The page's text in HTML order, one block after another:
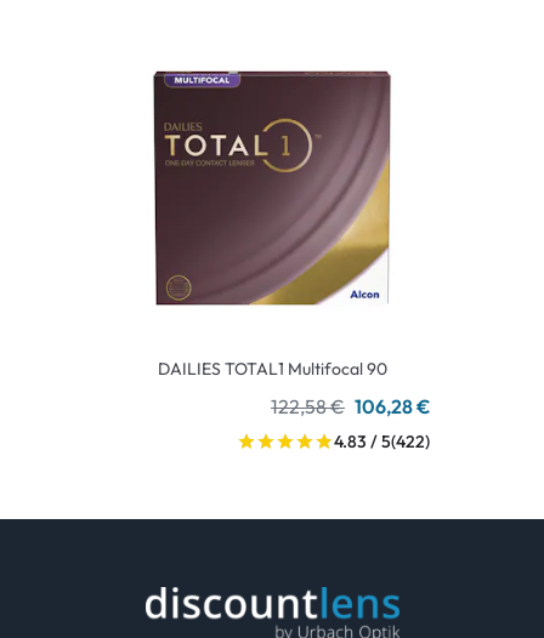
DAILIES TOTAL1 Multifocal 90
122,58 € 106,28 €
4.83 / 5(422)